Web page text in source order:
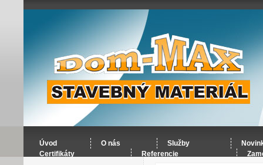
Úvod O nás Služby
Certifikáty
Referencie